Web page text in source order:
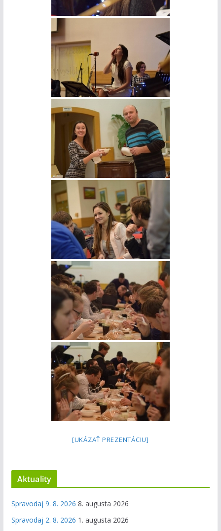
[UKÁZAŤ PREZENTÁCIU]
Aktuality
Spravodaj 9. 8. 2026 8. augusta 2026
Spravodaj 2. 8. 2026 1. augusta 2026